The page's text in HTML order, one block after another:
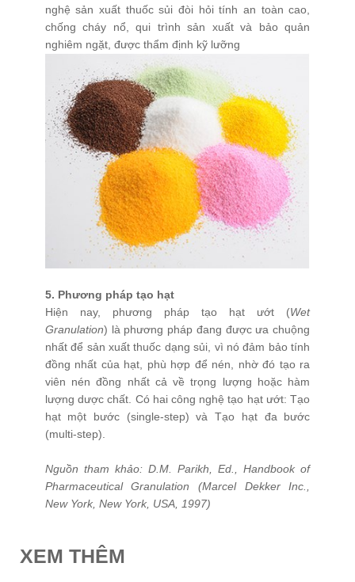
nghệ sản xuất thuốc sủi đòi hỏi tính an toàn cao,
chống cháy nổ, qui trình sản xuất và bảo quản
nghiêm ngặt, được thẩm định kỹ lưỡng
5. Phương pháp tạo hạt
Hiện nay, phương pháp tạo hạt ướt (Wet
Granulation) là phương pháp đang được ưa chuộng
nhất để sản xuất thuốc dạng sủi, vì nó đảm bảo tính
đồng nhất của hạt, phù hợp để nén, nhờ đó tạo ra
viên nén đồng nhất cả về trọng lượng hoặc hàm
lượng dược chất. Có hai công nghệ tạo hạt ướt: Tạo
hạt một bước (single-step) và Tạo hạt đa bước
(multi-step).
Nguồn tham khảo: D.M. Parikh, Ed., Handbook of
Pharmaceutical Granulation (Marcel Dekker Inc.,
New York, New York, USA, 1997)
XEM THÊM